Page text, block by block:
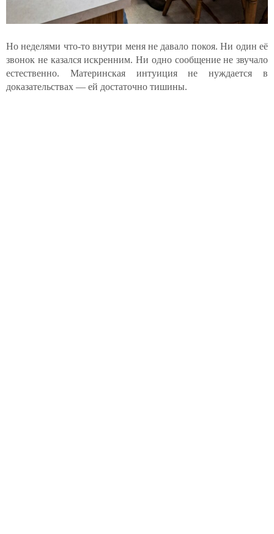
Но неделями что-то внутри меня не давало покоя. Ни один её
звонок не казался искренним. Ни одно сообщение не звучало
естественно. Материнская интуиция не нуждается в
доказательствах — ей достаточно тишины.